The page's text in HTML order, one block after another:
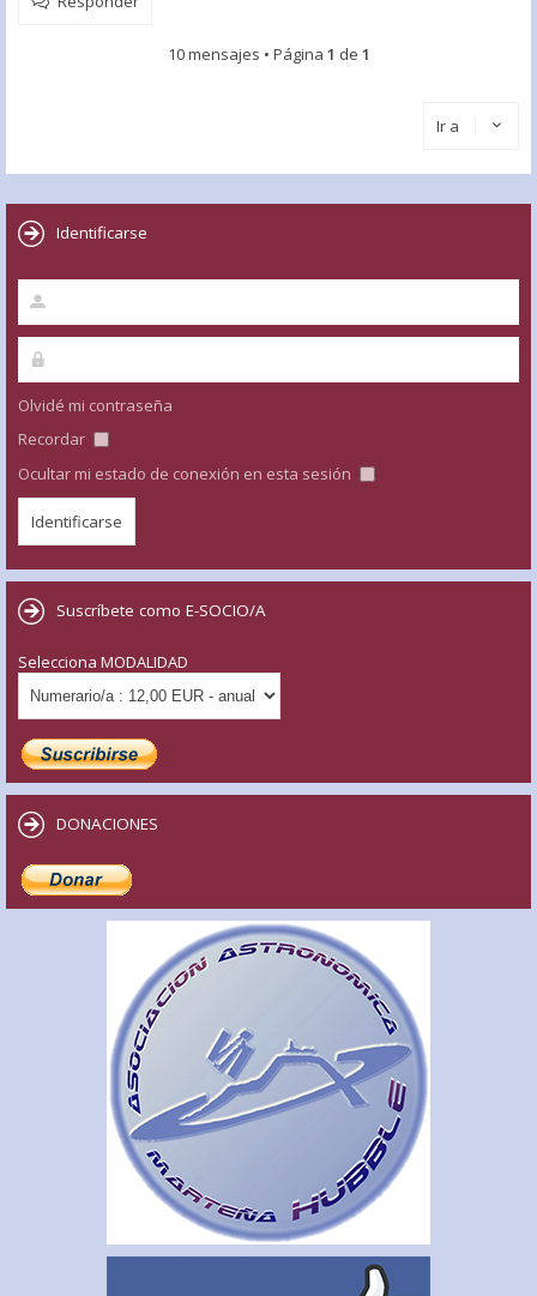
10 mensajes • Página 1 de 1
Ir a
Identificarse
Olvidé mi contraseña
Recordar
Ocultar mi estado de conexión en esta sesión
Suscríbete como E-SOCIO/A
Selecciona MODALIDAD
DONACIONES